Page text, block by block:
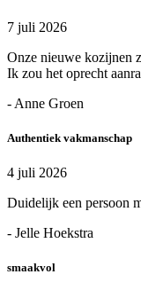
7 juli 2026
Onze nieuwe kozijnen
Ik zou het oprecht
- Anne Groen
Authentiek vakmanschap
4 juli 2026
Duidelijk een persoon
- Jelle Hoekstra
smaakvol